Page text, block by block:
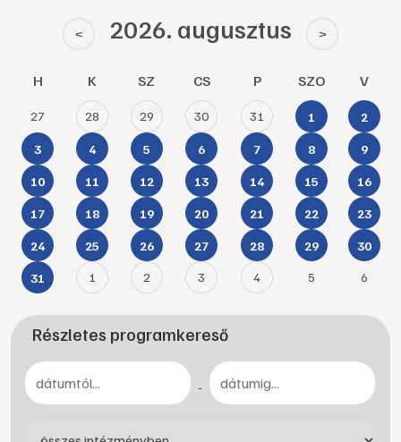
< 2026. augusztus >
H K SZ CS P SZO V
27 28 29 30 31 1 2
3 4 5 6 7 8 9
10 11 12 13 14 15 16
17 18 19 20 21 22 23
24 25 26 27 28 29 30
31 1 2 3 4 5 6
Részletes programkereső
-